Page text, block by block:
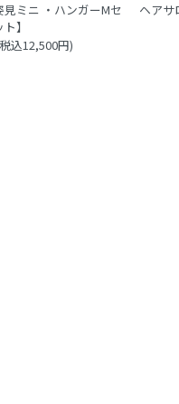
ミニ ・ハンガーMセ
ト】
込12,500円)
ヘアサ